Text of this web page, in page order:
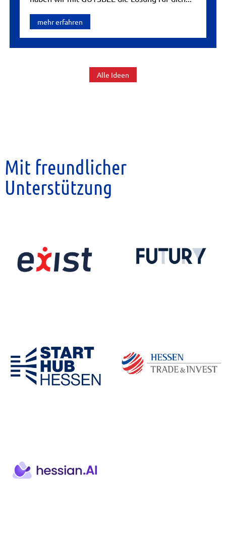
mehr erfahren
Alle Ideen
Mit freundlicher
Unterstützung